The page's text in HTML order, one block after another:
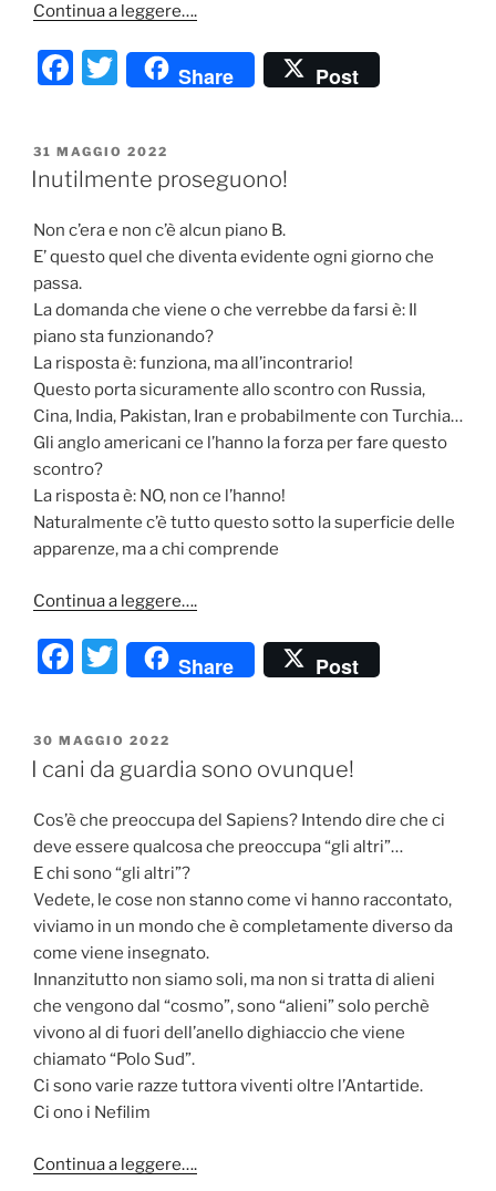
Continua a leggere….
F
c
e
o
o
k
T
w
itt
er
Share Post
PUBBLICATO
IL
31 MAGGIO 2022
Inutilmente proseguono!
Non c’era e non c’è alcun piano B.
E’ questo quel che diventa evidente ogni giorno che
passa.
La domanda che viene o che verrebbe da farsi è: Il
piano sta funzionando?
La risposta è: funziona, ma all’incontrario!
Questo porta sicuramente allo scontro con Russia,
Cina, India, Pakistan, Iran e probabilmente con Turchia…
Gli anglo americani ce l’hanno la forza per fare questo
scontro?
La risposta è: NO, non ce l’hanno!
Naturalmente c’è tutto questo sotto la superficie delle
apparenze, ma a chi comprende
Continua a leggere….
F
c
e
o
o
k
T
w
itt
er
Share Post
PUBBLICATO
IL
30 MAGGIO 2022
I cani da guardia sono ovunque!
Cos’è che preoccupa del Sapiens? Intendo dire che ci
deve essere qualcosa che preoccupa “gli altri”…
E chi sono “gli altri”?
Vedete, le cose non stanno come vi hanno raccontato,
viviamo in un mondo che è completamente diverso da
come viene insegnato.
Innanzitutto non siamo soli, ma non si tratta di alieni
che vengono dal “cosmo”, sono “alieni” solo perchè
vivono al di fuori dell’anello dighiaccio che viene
chiamato “Polo Sud”.
Ci sono varie razze tuttora viventi oltre l’Antartide.
Ci ono i Nefilim
Continua a leggere….